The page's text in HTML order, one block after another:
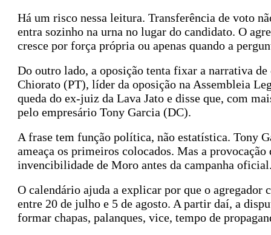
Há um risco nessa leitura. Transferência de voto
entra sozinho na urna no lugar do candidato. O
cresce por força própria ou apenas quando a
Do outro lado, a oposição tenta fixar a narrativa
Chiorato (PT), líder da oposição na Assembleia
queda do ex-juiz da Lava Jato e disse que, com
pelo empresário Tony Garcia (DC).
A frase tem função política, não estatística. Tony
ameaça os primeiros colocados. Mas a
invencibilidade de Moro antes da campanha
O calendário ajuda a explicar por que o agregador
entre 20 de julho e 5 de agosto. A partir daí, a
formar chapas, palanques, vice, tempo de